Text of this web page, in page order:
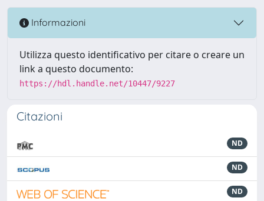
Informazioni
Utilizza questo identificativo per citare o creare un
link a questo documento:
https://hdl.handle.net/10447/9227
Citazioni
ND
ND
ND